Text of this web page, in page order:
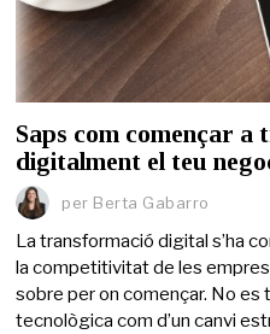
Saps com començar
digitalment el teu
per Berta Gabarro
La transformació digital s’ha
la competitivitat de les
sobre per on començar. No es
tecnològica com d’un canvi